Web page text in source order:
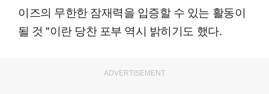
이즈의 무한한 잠재력을 입증할 수 있는 활동이
될 것 "이란 당찬 포부 역시 밝히기도 했다.
ADVERTISEMENT